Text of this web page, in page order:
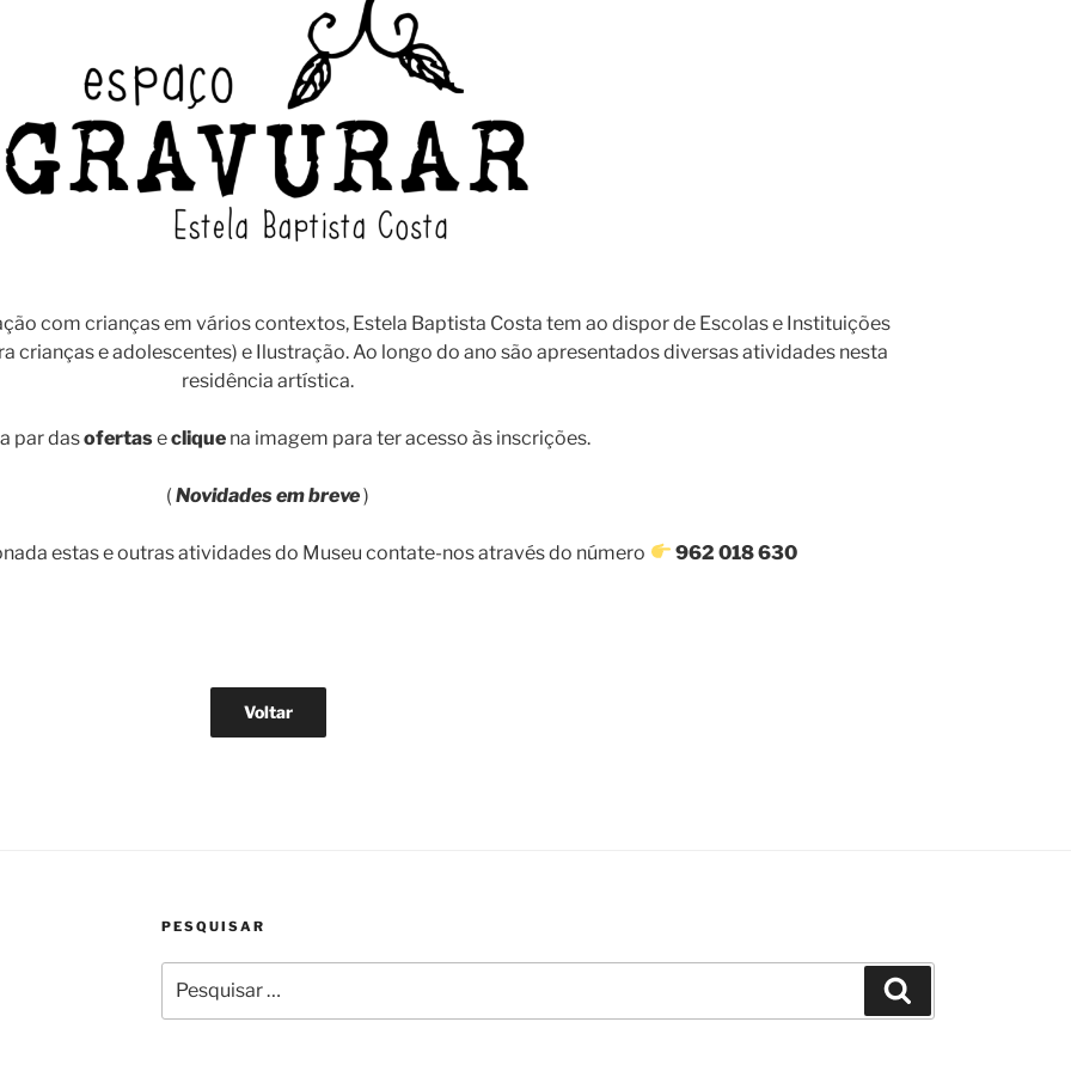
com crianças em vários contextos, Estela Baptista Costa tem ao dispor de Escolas e Instituições
crianças e adolescentes) e Ilustração. Ao longo do ano são apresentados diversas atividades nesta
residência artística.
par dasofertasecliquena imagem para ter acesso às inscrições.
( Novidades em breve)
estas e outras atividades do Museu contate-nos através do número 962 018 630
Voltar
PESQUISAR
por: